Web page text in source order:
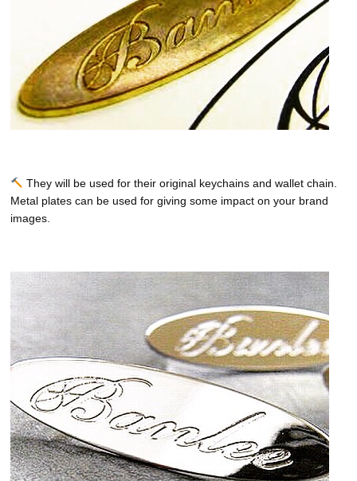
They will be used for their original keychains and wallet chain.
Metal plates can be used for giving some impact on your brand
images.